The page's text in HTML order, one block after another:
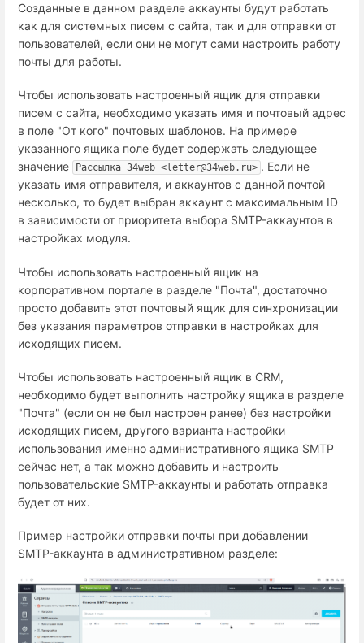
Созданные в данном разделе аккаунты будут работать
как для системных писем с сайта, так и для отправки от
пользователей, если они не могут сами настроить работу
почты для работы.
Чтобы использовать настроенный ящик для отправки
писем с сайта, необходимо указать имя и почтовый адрес
в поле "От кого" почтовых шаблонов. На примере
указанного ящика поле будет содержать следующее
значение
Рассылка 34web <letter@34web.ru> . Если не
указать имя отправителя, и аккаунтов с данной почтой
несколько, то будет выбран аккаунт с максимальным ID
в зависимости от приоритета выбора SMTP-аккаунтов в
настройках модуля.
Чтобы использовать настроенный ящик на
корпоративном портале в разделе "Почта", достаточно
просто добавить этот почтовый ящик для синхронизации
без указания параметров отправки в настройках для
исходящих писем.
Чтобы использовать настроенный ящик в CRM,
необходимо будет выполнить настройку ящика в разделе
"Почта" (если он не был настроен ранее) без настройки
исходящих писем, другого варианта настройки
использования именно административного ящика SMTP
сейчас нет, а так можно добавить и настроить
пользовательские SMTP-аккаунты и работать отправка
будет от них.
Пример настройки отправки почты при добавлении
SMTP-аккаунта в административном разделе: